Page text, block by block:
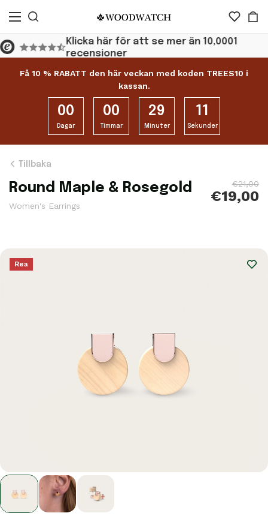
Klicka här för att se mer än 10,0001
recensioner
Få 10 % RABATT den här veckan med koden TREES10 i
kassan.
00
Dagar
00
Timmar
29
Minuter
10
Sekunder
Tillbaka
Round Maple & Rosegold
Women's Earrings
€21,00
€19,00
Rea